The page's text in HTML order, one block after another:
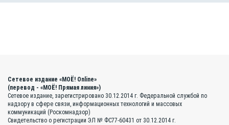
Сетевое издание «МОЁ! Online»
(перевод - «МОЁ! Прямая линия»)
Сетевое издание, зарегистрировано 30.12.2014 г. Федеральной службой по
надзору в сфере связи, информационных технологий и массовых
коммуникаций (Роскомнадзор)
Свидетельство о регистрации ЭЛ № ФС77-60431 от 30.12.2014 г.